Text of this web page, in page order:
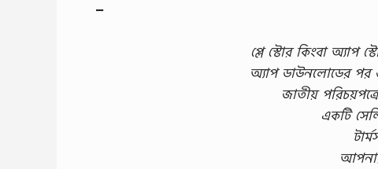
–
প্লে স্টোর কিংবা
অ্যাপ ডাউনলোডের পর
জাতীয়
একটি